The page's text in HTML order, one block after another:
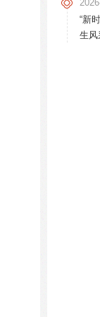
“新
生风